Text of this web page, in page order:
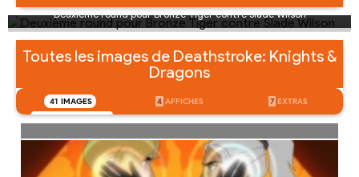
Deuxième round pour Bronze Tiger contre Slade Wilson
Toutes les images de Deathstroke: Knights &
Dragons
41 IMAGES 4 AFFICHES 7 EXTRAS